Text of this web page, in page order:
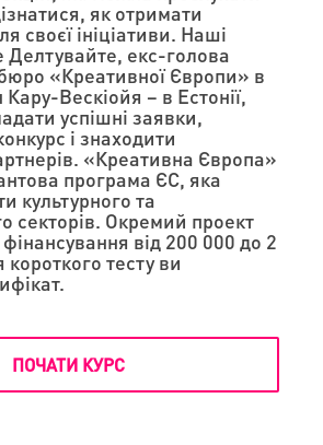
як отримати
своєї ініціативи. Наші
Делтувайте, екс-голова
«Креативної Європи» в
Кару-Вескіойя – в Естонії,
успішні заявки,
і знаходити
«Креативна Європа»
програма ЄС, яка
культурного та
секторів. Окремий проект
від 200 000 до 2
тесту ви
ПОЧАТИ КУРС